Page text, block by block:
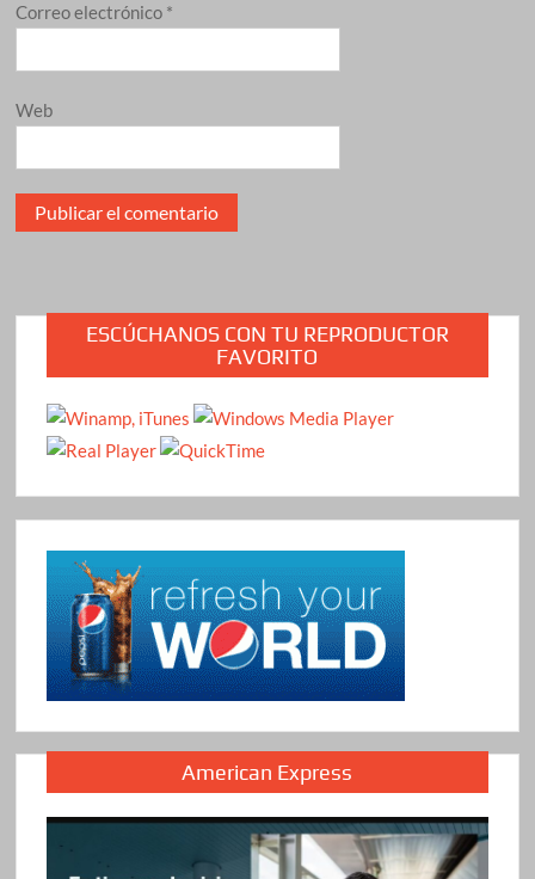
Correo electrónico *
Web
ESCÚCHANOS CON TU REPRODUCTOR
FAVORITO
American Express